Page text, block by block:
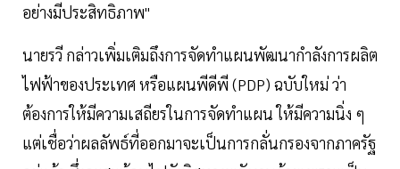
อย่างมีประสิทธิภาพ"
นายรวี กล่าวเพิ่มเติมถึงการจัดทำแผนพัฒนากำลังการผลิต
ไฟฟ้าของประเทศ หรือแผนพีดีพี (PDP) ฉบับใหม่ ว่า
ต้องการให้มีความเสถียรในการจัดทำแผน ให้มีความนิ่ง ๆ
แต่เชื่อว่าผลลัพธ์ที่ออกมาจะเป็นการกลั่นกรองจากภาครัฐ